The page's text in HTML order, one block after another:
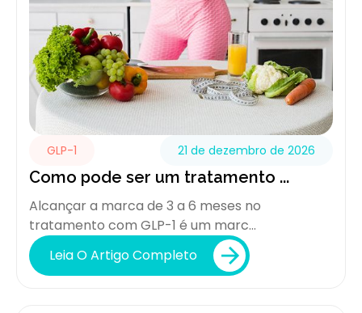
GLP-1 21 de dezembro de 2026
Como pode ser um tratamento ...
Alcançar a marca de 3 a 6 meses no
tratamento com GLP-1 é um marc...
Leia O Artigo Completo